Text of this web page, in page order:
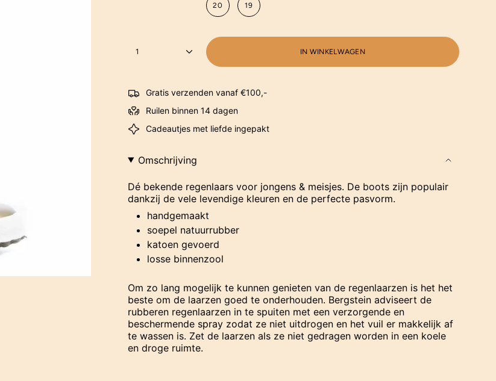
20 19
1 IN WINKELWAGEN
Gratis verzenden vanaf €100,-
Ruilen binnen 14 dagen
Cadeautjes met liefde ingepakt
Omschrijving
Dé bekende regenlaars voor jongens & meisjes. De boots zijn populair
dankzij de vele levendige kleuren en de perfecte pasvorm.
handgemaakt
soepel natuurrubber
katoen gevoerd
losse binnenzool
Om zo lang mogelijk te kunnen genieten van de regenlaarzen is het het
beste om de laarzen goed te onderhouden. Bergstein adviseert de
rubberen regenlaarzen in te spuiten met een verzorgende en
beschermende spray zodat ze niet uitdrogen en het vuil er makkelijk af
te wassen is. Zet de laarzen als ze niet gedragen worden in een koele
en droge ruimte.